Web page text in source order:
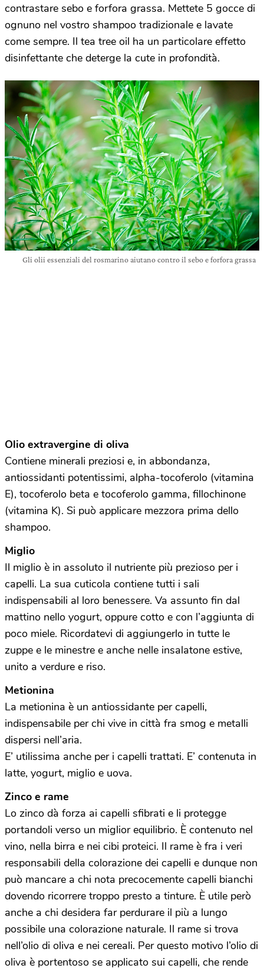
contrastare sebo e forfora grassa. Mettete 5 gocce di
ognuno nel vostro shampoo tradizionale e lavate
come sempre. Il tea tree oil ha un particolare effetto
disinfettante che deterge la cute in profondità.
Gli olii essenziali del rosmarino aiutano contro il sebo e forfora grassa
Olio extravergine di oliva
Contiene minerali preziosi e, in abbondanza,
antiossidanti potentissimi, alpha-tocoferolo (vitamina
E), tocoferolo beta e tocoferolo gamma, fillochinone
(vitamina K). Si può applicare mezzora prima dello
shampoo.
Miglio
Il miglio è in assoluto il nutriente più prezioso per i
capelli. La sua cuticola contiene tutti i sali
indispensabili al loro benessere. Va assunto fin dal
mattino nello yogurt, oppure cotto e con l’aggiunta di
poco miele. Ricordatevi di aggiungerlo in tutte le
zuppe e le minestre e anche nelle insalatone estive,
unito a verdure e riso.
Metionina
La metionina è un antiossidante per capelli,
indispensabile per chi vive in città fra smog e metalli
dispersi nell’aria.
E’ utilissima anche per i capelli trattati. E’ contenuta in
latte, yogurt, miglio e uova.
Zinco e rame
Lo zinco dà forza ai capelli sfibrati e li protegge
portandoli verso un miglior equilibrio. È contenuto nel
vino, nella birra e nei cibi proteici. Il rame è fra i veri
responsabili della colorazione dei capelli e dunque non
può mancare a chi nota precocemente capelli bianchi
dovendo ricorrere troppo presto a tinture. È utile però
anche a chi desidera far perdurare il più a lungo
possibile una colorazione naturale. Il rame si trova
nell’olio di oliva e nei cereali. Per questo motivo l’olio di
oliva è portentoso se applicato sui capelli, che rende